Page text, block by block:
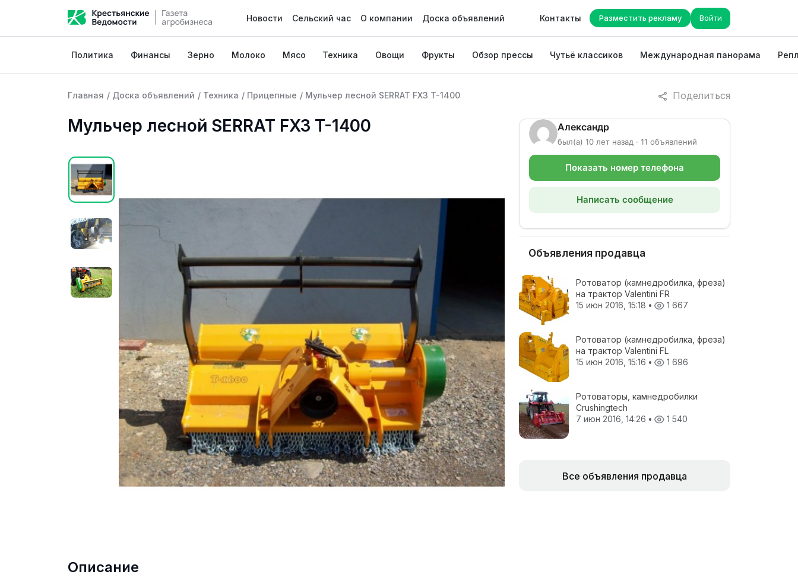
Новости Сельский час О компании Доска объявлений Контакты Разместить рекламу Войти
Политика Финансы Зерно Молоко Мясо Техника Овощи Фрукты Обзор прессы Чутьё классиков Международная панорама
Поделиться
Главная / Доска объявлений / Техника / Прицепные / Мульчер лесной SERRAT FX3 T-1400
Мульчер лесной SERRAT FX3 T-1400
Описание
Александр
был(а) 10 лет назад · 11 объявлений
Показать номер телефона
Написать сообщение
Объявления продавца
Ротоватор (камнедробилка, фреза)
на трактор Valentini FR
15 июн 2016, 15:18 • 1 667
Ротоватор (камнедробилка, фреза)
на трактор Valentini FL
15 июн 2016, 15:16 • 1 696
Ротоваторы, камнедробилки
Crushingtech
7 июн 2016, 14:26 • 1 540
Все объявления продавца